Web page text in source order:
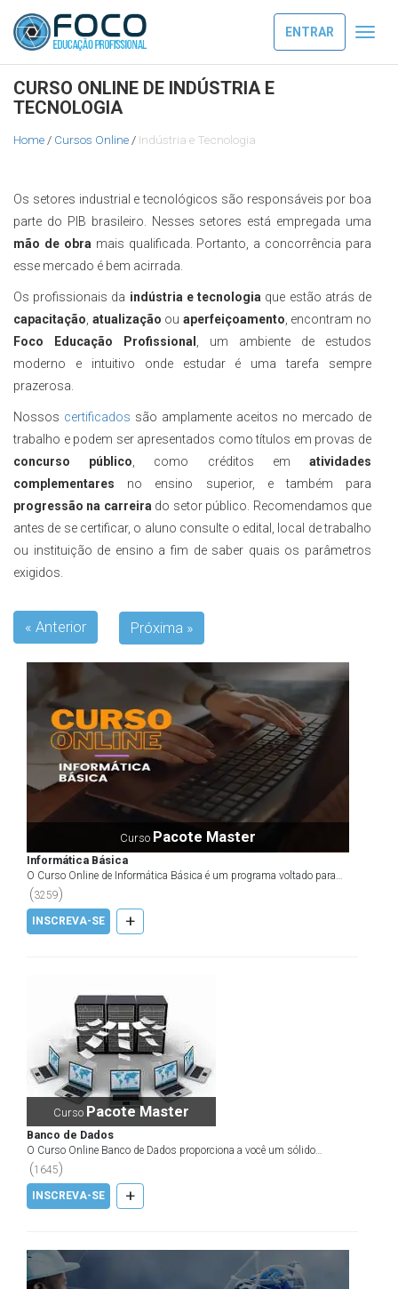
ENTRAR
CURSO ONLINE DE INDÚSTRIA E
TECNOLOGIA
Home / Cursos Online / Indústria e Tecnologia
Os setores industrial e tecnológicos são responsáveis por boa
parte do PIB brasileiro. Nesses setores está empregada uma
mão de obra mais qualificada. Portanto, a concorrência para
esse mercado é bem acirrada.
Os profissionais da indústria e tecnologia que estão atrás de
capacitação atualização ou aperfeiçoamento , encontram no
Foco Educação Profissional
, um ambiente de estudos
moderno e intuitivo onde estudar é uma tarefa sempre
prazerosa.
Nossos certificados são amplamente aceitos no mercado de
trabalho e podem ser apresentados como títulos em provas de
concurso público , como créditos ematividades
complementares no ensino superior, e também para
progressão na carreira do setor público. Recomendamos que
antes de se certificar, o aluno consulte o edital, local de trabalho
ou instituição de ensino a fim de saber quais os parâmetros
exigidos.
« Anterior Próxima »
Curso Pacote Master
Informática Básica
O Curso Online de Informática Básica é um programa voltado para
profissionais que buscam se atualizar, aprimorar e...
(3259)
INSCREVA-SE +
Curso Pacote Master
Banco de Dados
O Curso Online Banco de Dados proporciona a você um sólido
aprendizado sobre os principais aspectos relacionados a...
(1645)
INSCREVA-SE +